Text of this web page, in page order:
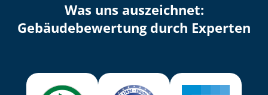
Was uns auszeichnet:
Ge­bäu­de­be­wer­tung durch Experten